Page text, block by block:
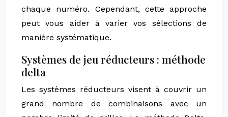
chaque numéro. Cependant, cette approche
peut vous aider à varier vos sélections de
manière systématique.
Systèmes de jeu réducteurs : méthode
delta
Les systèmes réducteurs visent à couvrir un
grand nombre de combinaisons avec un